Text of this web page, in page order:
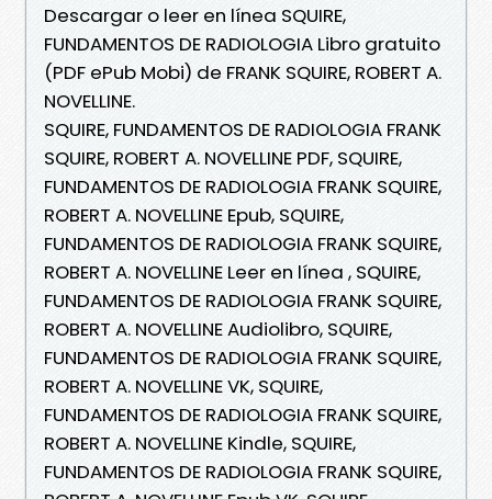
Descargar o leer en línea SQUIRE,
FUNDAMENTOS DE RADIOLOGIA Libro gratuito
(PDF ePub Mobi) de FRANK SQUIRE, ROBERT A.
NOVELLINE.
SQUIRE, FUNDAMENTOS DE RADIOLOGIA FRANK
SQUIRE, ROBERT A. NOVELLINE PDF, SQUIRE,
FUNDAMENTOS DE RADIOLOGIA FRANK SQUIRE,
ROBERT A. NOVELLINE Epub, SQUIRE,
FUNDAMENTOS DE RADIOLOGIA FRANK SQUIRE,
ROBERT A. NOVELLINE Leer en línea , SQUIRE,
FUNDAMENTOS DE RADIOLOGIA FRANK SQUIRE,
ROBERT A. NOVELLINE Audiolibro, SQUIRE,
FUNDAMENTOS DE RADIOLOGIA FRANK SQUIRE,
ROBERT A. NOVELLINE VK, SQUIRE,
FUNDAMENTOS DE RADIOLOGIA FRANK SQUIRE,
ROBERT A. NOVELLINE Kindle, SQUIRE,
FUNDAMENTOS DE RADIOLOGIA FRANK SQUIRE,